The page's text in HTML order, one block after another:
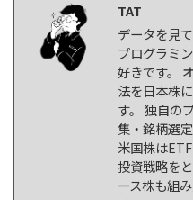
TAT
データを見
プログラミ
好きです。
法を日本株
す。 独自の
集・銘柄選
米国株は
投資戦略を
ース株も組